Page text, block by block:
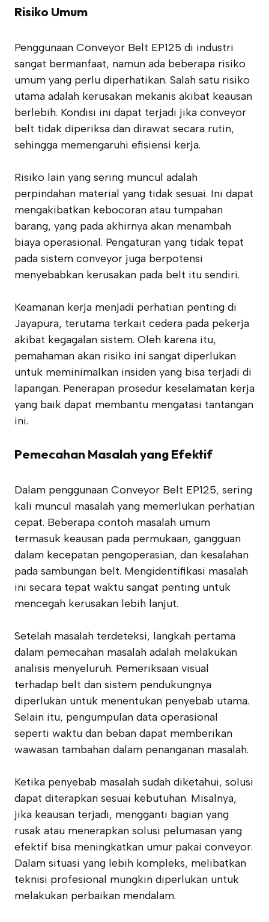
Risiko Umum
Penggunaan Conveyor Belt EP125 di industri
sangat bermanfaat, namun ada beberapa risiko
umum yang perlu diperhatikan. Salah satu risiko
utama adalah kerusakan mekanis akibat keausan
berlebih. Kondisi ini dapat terjadi jika conveyor
belt tidak diperiksa dan dirawat secara rutin,
sehingga memengaruhi efisiensi kerja.
Risiko lain yang sering muncul adalah
perpindahan material yang tidak sesuai. Ini dapat
mengakibatkan kebocoran atau tumpahan
barang, yang pada akhirnya akan menambah
biaya operasional. Pengaturan yang tidak tepat
pada sistem conveyor juga berpotensi
menyebabkan kerusakan pada belt itu sendiri.
Keamanan kerja menjadi perhatian penting di
Jayapura, terutama terkait cedera pada pekerja
akibat kegagalan sistem. Oleh karena itu,
pemahaman akan risiko ini sangat diperlukan
untuk meminimalkan insiden yang bisa terjadi di
lapangan. Penerapan prosedur keselamatan kerja
yang baik dapat membantu mengatasi tantangan
ini.
Pemecahan Masalah yang Efektif
Dalam penggunaan Conveyor Belt EP125, sering
kali muncul masalah yang memerlukan perhatian
cepat. Beberapa contoh masalah umum
termasuk keausan pada permukaan, gangguan
dalam kecepatan pengoperasian, dan kesalahan
pada sambungan belt. Mengidentifikasi masalah
ini secara tepat waktu sangat penting untuk
mencegah kerusakan lebih lanjut.
Setelah masalah terdeteksi, langkah pertama
dalam pemecahan masalah adalah melakukan
analisis menyeluruh. Pemeriksaan visual
terhadap belt dan sistem pendukungnya
diperlukan untuk menentukan penyebab utama.
Selain itu, pengumpulan data operasional
seperti waktu dan beban dapat memberikan
wawasan tambahan dalam penanganan masalah.
Ketika penyebab masalah sudah diketahui, solusi
dapat diterapkan sesuai kebutuhan. Misalnya,
jika keausan terjadi, mengganti bagian yang
rusak atau menerapkan solusi pelumasan yang
efektif bisa meningkatkan umur pakai conveyor.
Dalam situasi yang lebih kompleks, melibatkan
teknisi profesional mungkin diperlukan untuk
melakukan perbaikan mendalam.